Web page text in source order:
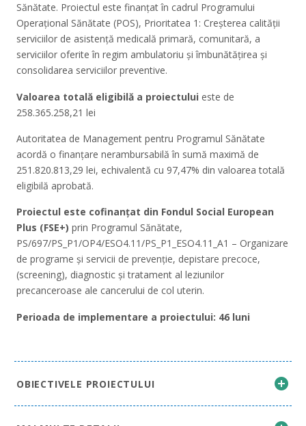
Sănătate. Proiectul este finanțat în cadrul Programului
Operațional Sănătate (POS), Prioritatea 1: Creșterea calității
serviciilor de asistență medicală primară, comunitară, a
serviciilor oferite în regim ambulatoriu și îmbunătățirea și
consolidarea serviciilor preventive.
Valoarea totală eligibilă a proiectului este de
258.365.258,21 lei
Autoritatea de Management pentru Programul Sănătate
acordă o finanțare nerambursabilă în sumă maximă de
251.820.813,29 lei, echivalentă cu 97,47% din valoarea totală
eligibilă aprobată.
Proiectul este cofinanțat din Fondul Social European
Plus (FSE+) prin Programul Sănătate,
PS/697/PS_P1/OP4/ESO4.11/PS_P1_ESO4.11_A1 – Organizare
de programe și servicii de prevenție, depistare precoce,
(screening), diagnostic și tratament al leziunilor
precanceroase ale cancerului de col uterin.
Perioada de implementare a proiectului: 46 luni
OBIECTIVELE PROIECTULUI